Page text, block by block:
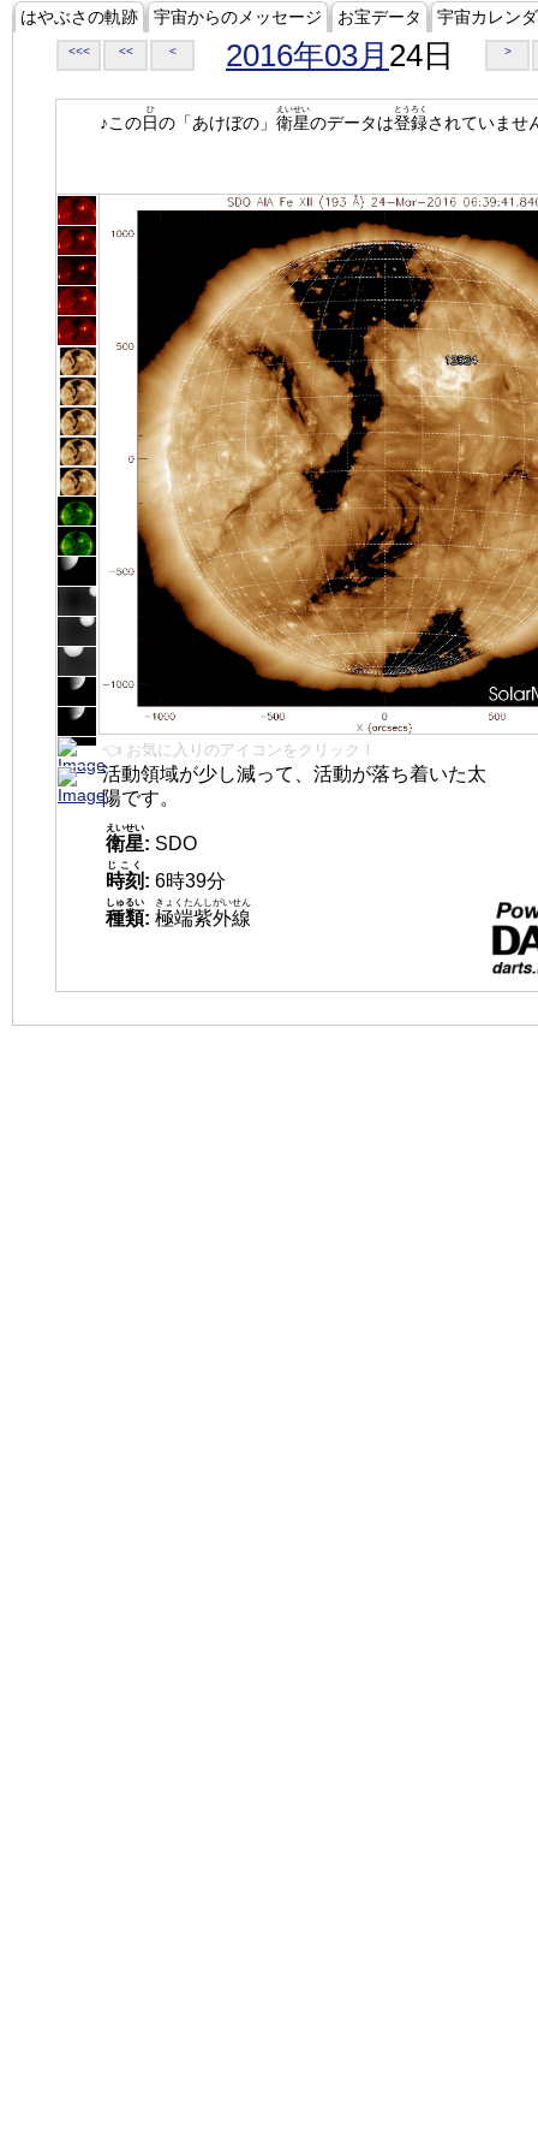
はやぶさの軌跡 宇宙からのメッセージ お宝データ 宇宙カレン
<<< << < 2016年03月 24日 >
♪この日
ひ
の「あけぼの」 衛星
えいせい
のデータは登録
とうろく
されていませ
👈 お気に入りのアイコンをクリック！
活動領域が少し減って、活動が落ち着いた太
陽です。
衛星
えいせい
: SDO
時刻
じこく
: 6時39分
種類
しゅるい
: 極端紫外線
きょくたんしがいせん